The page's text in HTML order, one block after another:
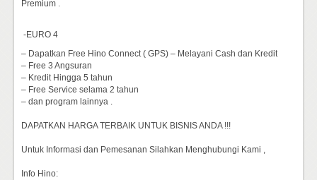
Premium .
-EURO 4
– Dapatkan Free Hino Connect ( GPS) – Melayani Cash dan Kredit
– Free 3 Angsuran
– Kredit Hingga 5 tahun
– Free Service selama 2 tahun
– dan program lainnya .
DAPATKAN HARGA TERBAIK UNTUK BISNIS ANDA !!!
Untuk Informasi dan Pemesanan Silahkan Menghubungi Kami ,
Info Hino: